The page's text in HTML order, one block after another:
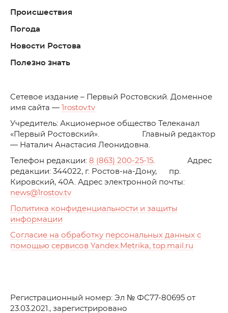
Происшествия
Погода
Новости Ростова
Полезно знать
Cетевое издание – Первый Ростовский. Доменное
имя сайта —
1rostov.tv
Учредитель: Акционерное общество Телеканал
«Первый Ростовский». Главный редактор
— Наталич Анастасия Леонидовна.
Телефон редакции: 8 (863) 200-25-15. Адрес
редакции: 344022, г. Ростов-на-Дону, пр.
Кировский, 40А. Адрес электронной почты:
news@1rostov.tv
Политика конфиденциальности и защиты
информации
Согласие на обработку персональных данных с
помощью сервисов Yandex.Metrika, top.mail.ru
Регистрационный номер: Эл № ФС77-80695 от
23.03.2021., зарегистрировано